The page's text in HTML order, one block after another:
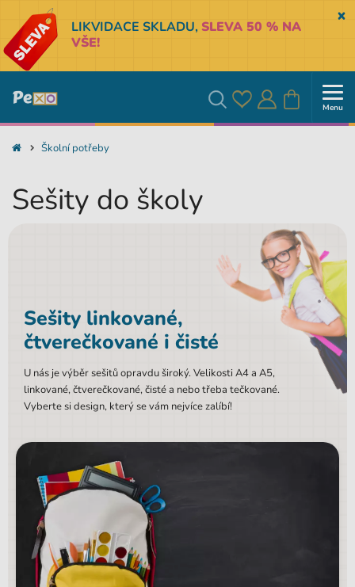
LIKVIDACE SKLADU,SLEVA 50 % NA
VŠE!
Vyhledávání
OblíbenéPřihlásit
Košík Menu
Školní potřeby
Sešity do školy
Sešity linkované,
čtverečkované i čisté
U nás je výběr sešitů opravdu široký. Velikosti A4 a A5,
linkované, čtverečkované, čisté a nebo třeba tečkované.
Vyberte si design, který se vám nejvíce zalíbí!